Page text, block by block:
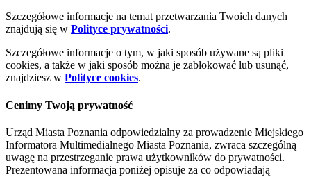
Szczegółowe informacje na temat przetwarzania Twoich danych
znajdują się w Polityce prywatności.
Szczegółowe informacje o tym, w jaki sposób używane są pliki
cookies, a także w jaki sposób można je zablokować lub usunąć,
znajdziesz w Polityce cookies.
Cenimy Twoją prywatność
Urząd Miasta Poznania odpowiedzialny za prowadzenie Miejskiego
Informatora Multimedialnego Miasta Poznania, zwraca szczególną
uwagę na przestrzeganie prawa użytkowników do prywatności.
Prezentowana informacja poniżej opisuje za co odpowiadają